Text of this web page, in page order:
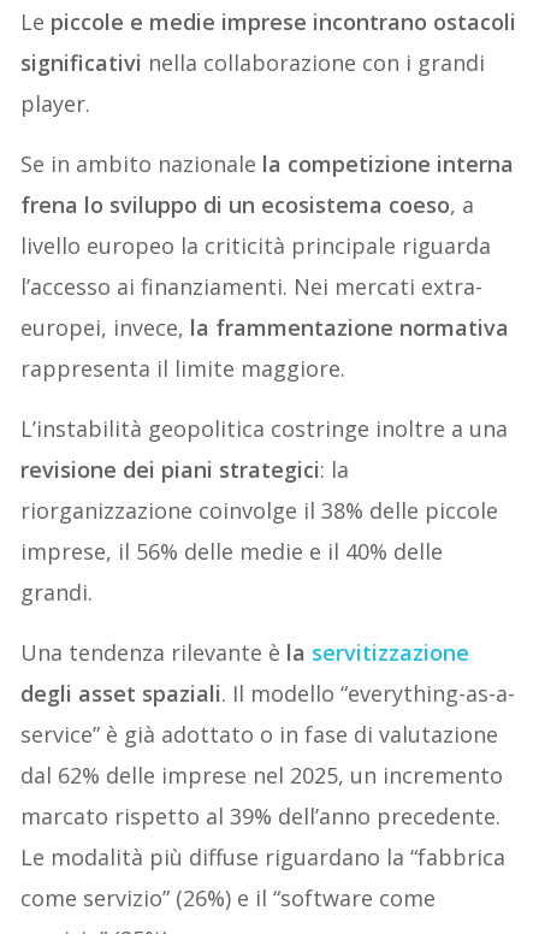
Le piccole e medie imprese incontrano ostacoli
significativi nella collaborazione con i grandi
player.
Se in ambito nazionale la competizione interna
frena lo sviluppo di un ecosistema coeso, a
livello europeo la criticità principale riguarda
l’accesso ai finanziamenti. Nei mercati extra-
europei, invece, la frammentazione normativa
rappresenta il limite maggiore.
L’instabilità geopolitica costringe inoltre a una
revisione dei piani strategici: la
riorganizzazione coinvolge il 38% delle piccole
imprese, il 56% delle medie e il 40% delle
grandi.
Una tendenza rilevante è la servitizzazione
degli asset spaziali. Il modello “everything-as-a-
service” è già adottato o in fase di valutazione
dal 62% delle imprese nel 2025, un incremento
marcato rispetto al 39% dell’anno precedente.
Le modalità più diffuse riguardano la “fabbrica
come servizio” (26%) e il “software come